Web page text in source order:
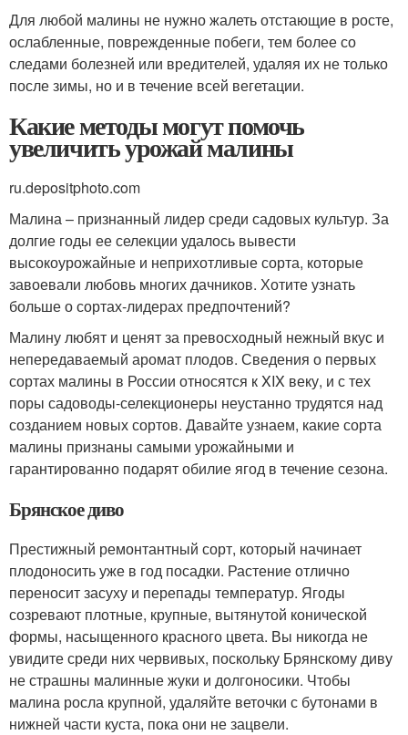
Для любой малины не нужно жалеть отстающие в росте,
ослабленные, поврежденные побеги, тем более со
следами болезней или вредителей, удаляя их не только
после зимы, но и в течение всей вегетации.
Какие методы могут помочь
увеличить урожай малины
ru.depositphoto.com
Малина – признанный лидер среди садовых культур. За
долгие годы ее селекции удалось вывести
высокоурожайные и неприхотливые сорта, которые
завоевали любовь многих дачников. Хотите узнать
больше о сортах-лидерах предпочтений?
Малину любят и ценят за превосходный нежный вкус и
непередаваемый аромат плодов. Сведения о первых
сортах малины в России относятся к XIX веку, и с тех
поры садоводы-селекционеры неустанно трудятся над
созданием новых сортов. Давайте узнаем, какие сорта
малины признаны самыми урожайными и
гарантированно подарят обилие ягод в течение сезона.
Брянское диво
Престижный ремонтантный сорт, который начинает
плодоносить уже в год посадки. Растение отлично
переносит засуху и перепады температур. Ягоды
созревают плотные, крупные, вытянутой конической
формы, насыщенного красного цвета. Вы никогда не
увидите среди них червивых, поскольку Брянскому диву
не страшны малинные жуки и долгоносики. Чтобы
малина росла крупной, удаляйте веточки с бутонами в
нижней части куста, пока они не зацвели.